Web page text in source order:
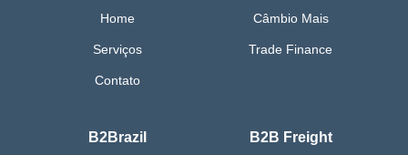
Home
Serviços
Contato
Câmbio Mais
Trade Finance
B2Brazil B2B Freight